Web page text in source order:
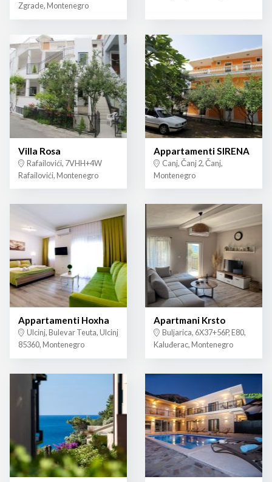
Zgrade, Montenegro
Villa Rosa
Rafailovići, 7VHH+4W
Rafailovići, Montenegro
Appartamenti SIRENA
Canj, Čanj 2, Čanj,
Montenegro
Appartamenti Hoxha
Ulcinj, Bulevar Teuta, Ulcinj
85360, Montenegro
Apartmani Krsto
Buljarica, 6X37+56P, E80,
Kaluđerac, Montenegro